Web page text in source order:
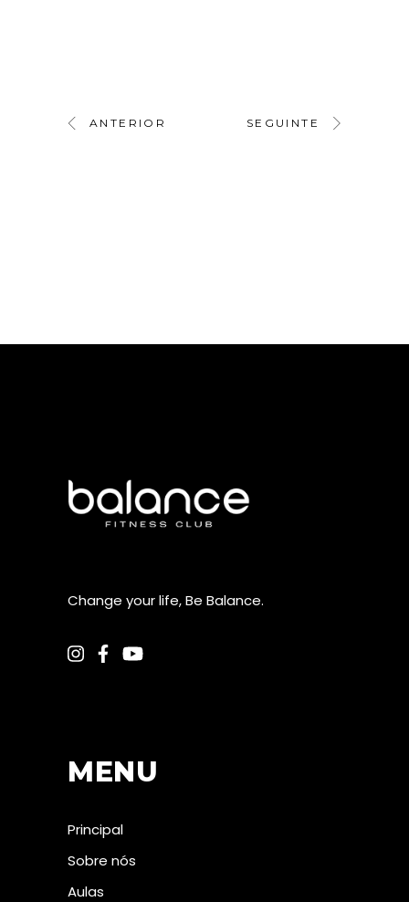
ANTERIOR SEGUINTE
Change your life, Be Balance.
MENU
Principal
Sobre nós
Aulas